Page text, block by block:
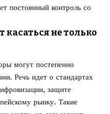
постоянный контроль со
не только
могут постепенно
Речь идет о стандартах
защите
рынку. Такие